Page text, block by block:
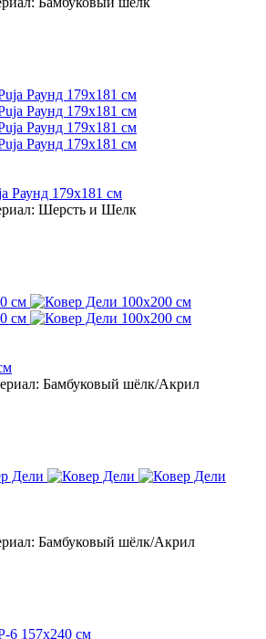
Раунд 179x181 см
Шерсть и Шелк
Бамбуковый шёлк/Акрил
Бамбуковый шёлк/Акрил